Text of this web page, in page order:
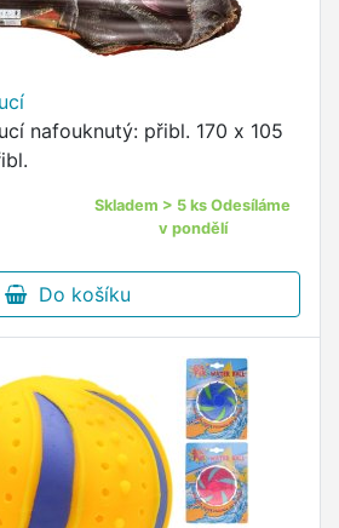
nafouknutý: přibl. 170 x 105
Skladem > 5 ks Odesíláme
v pondělí
Do košíku